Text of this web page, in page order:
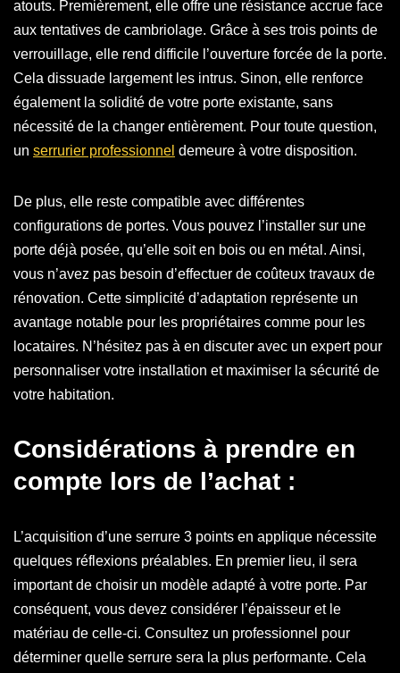
atouts. Premièrement, elle offre une résistance accrue face
aux tentatives de cambriolage. Grâce à ses trois points de
verrouillage, elle rend difficile l’ouverture forcée de la porte.
Cela dissuade largement les intrus. Sinon, elle renforce
également la solidité de votre porte existante, sans
nécessité de la changer entièrement. Pour toute question,
un serrurier professionnel demeure à votre disposition.
De plus, elle reste compatible avec différentes
configurations de portes. Vous pouvez l’installer sur une
porte déjà posée, qu’elle soit en bois ou en métal. Ainsi,
vous n’avez pas besoin d’effectuer de coûteux travaux de
rénovation. Cette simplicité d’adaptation représente un
avantage notable pour les propriétaires comme pour les
locataires. N’hésitez pas à en discuter avec un expert pour
personnaliser votre installation et maximiser la sécurité de
votre habitation.
Considérations à prendre en
compte lors de l’achat :
L’acquisition d’une serrure 3 points en applique nécessite
quelques réflexions préalables. En premier lieu, il sera
important de choisir un modèle adapté à votre porte. Par
conséquent, vous devez considérer l’épaisseur et le
matériau de celle-ci. Consultez un professionnel pour
déterminer quelle serrure sera la plus performante. Cela